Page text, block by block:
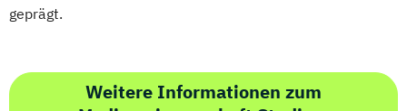
geprägt.
Weitere Informationen zum